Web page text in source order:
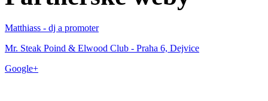
Matthiass - dj a promoter
Mr. Steak Poind & Elwood Club - Praha 6, Dejvice
Google+